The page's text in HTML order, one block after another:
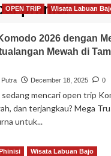
phinisi
OPEN TRIP Wisata Labuan
2026 dengan
Mewah di
Putra December 18, 2025 0
mencari open trip
dan terjangkau? Mega
untuk...
Wisata Labuan Bajo